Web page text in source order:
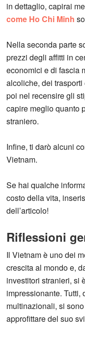
in dettaglio, capirai
come Ho Chi Minh
Nella seconda parte
prezzi degli affitti in
economici e di fascia
alcoliche, dei
poi nel recensire gli
capire meglio quanto
straniero.
Infine, ti darò alcuni
Vietnam.
Se hai qualche
costo della vita,
dell’articolo!
Riflessioni
Il Vietnam è uno dei
crescita al mondo e,
investitori stranieri, si
impressionante.
multinazionali, si
approfittare del suo